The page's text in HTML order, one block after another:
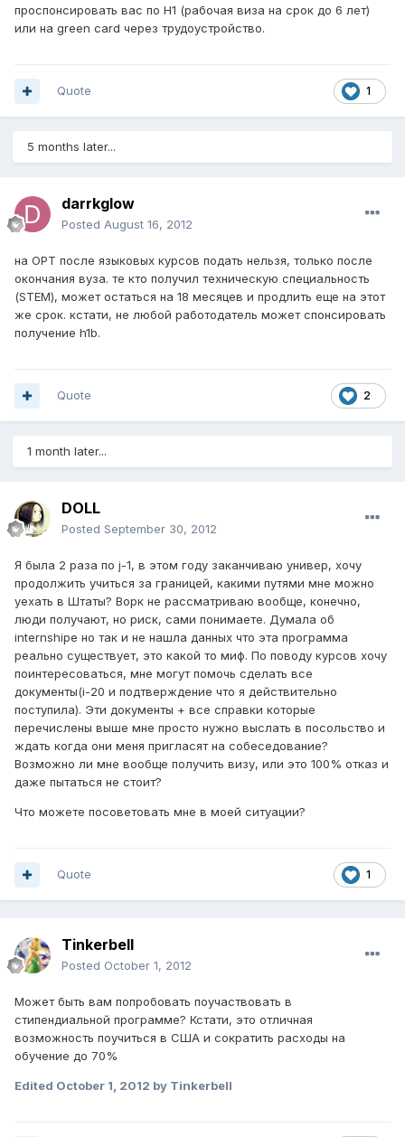
проспонсировать вас по H1 (рабочая виза на срок до 6 лет)
или на green card через трудоустройство.
1
Quote
5 months later...
darrkglow
Posted August 16, 2012
на ОPT после языковых курсов подать нельзя, только после
окончания вуза. те кто получил техническую специальность
(STEM), может остаться на 18 месяцев и продлить еще на этот
же срок. кстати, не любой работодатель может спонсировать
получение h1b.
2
Quote
1 month later...
DOLL
Posted September 30, 2012
Я была 2 раза по j-1, в этом году заканчиваю универ, хочу
продолжить учиться за границей, какими путями мне можно
уехать в Штаты? Ворк не рассматриваю вообще, конечно,
люди получают, но риск, сами понимаете. Думала об
internshipe но так и не нашла данных что эта программа
реально существует, это какой то миф. По поводу курсов хочу
поинтересоваться, мне могут помочь сделать все
документы(i-20 и подтверждение что я действительно
поступила). Эти документы + все справки которые
перечислены выше мне просто нужно выслать в посольство и
ждать когда они меня пригласят на собеседование?
Возможно ли мне вообще получить визу, или это 100% отказ и
даже пытаться не стоит?
Что можете посоветовать мне в моей ситуации?
1
Quote
Tinkerbell
Posted October 1, 2012
Может быть вам попробовать поучаствовать в
стипендиальной программе? Кстати, это отличная
возможность поучиться в США и сократить расходы на
обучение до 70%
Edited October 1, 2012 by Tinkerbell